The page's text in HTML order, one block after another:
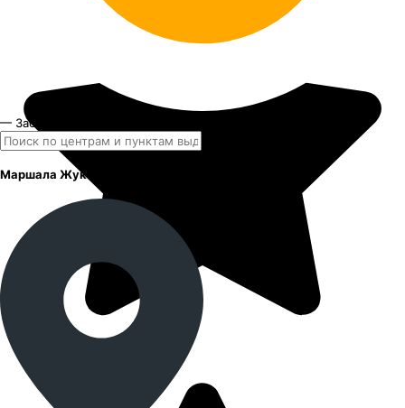
— Забрать завтра и позднее
Маршала Жукова